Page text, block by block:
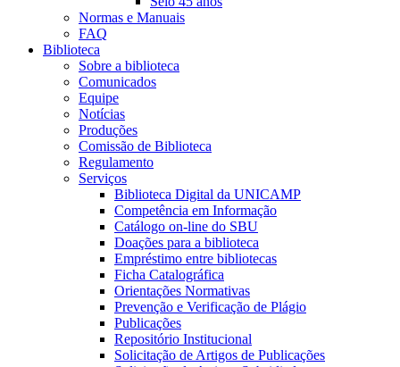
Normas e Manuais
FAQ
Biblioteca
Sobre a biblioteca
Comunicados
Equipe
Notícias
Produções
Comissão de Biblioteca
Regulamento
Serviços
Biblioteca Digital da UNICAMP
Competência em Informação
Catálogo on-line do SBU
Doações para a biblioteca
Empréstimo entre bibliotecas
Ficha Catalográfica
Orientações Normativas
Prevenção e Verificação de Plágio
Publicações
Repositório Institucional
Solicitação de Artigos de Publicações